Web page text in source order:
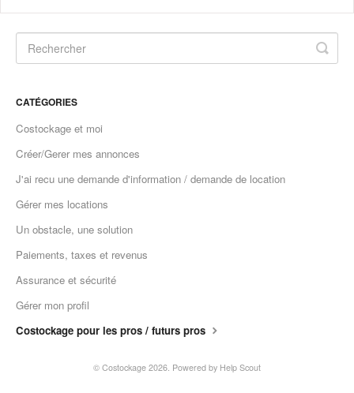
CATÉGORIES
Costockage et moi
Créer/Gerer mes annonces
J'ai recu une demande d'information / demande de location
Gérer mes locations
Un obstacle, une solution
Paiements, taxes et revenus
Assurance et sécurité
Gérer mon profil
Costockage pour les pros / futurs pros
© Costockage 2026. Powered by Help Scout